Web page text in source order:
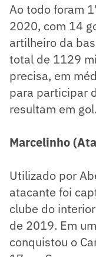
Ao todo foram
2020, com 14
artilheiro da
total de 1129
precisa, em
para participar
resultam em gol.
Marcelinho
Utilizado por
atacante foi
clube do
de 2019. Em
conquistou o